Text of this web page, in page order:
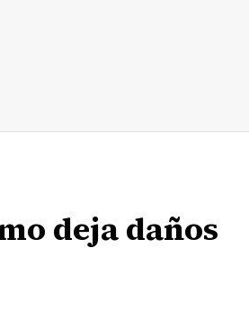
deja daños